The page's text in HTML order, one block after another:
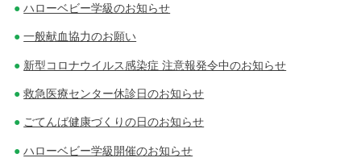
ハローベビー学級のお知らせ
一般献血協力のお願い
新型コロナウイルス感染症 注意報発令中のお知らせ
救急医療センター休診日のお知らせ
ごてんば健康づくりの日のお知らせ
ハローベビー学級開催のお知らせ